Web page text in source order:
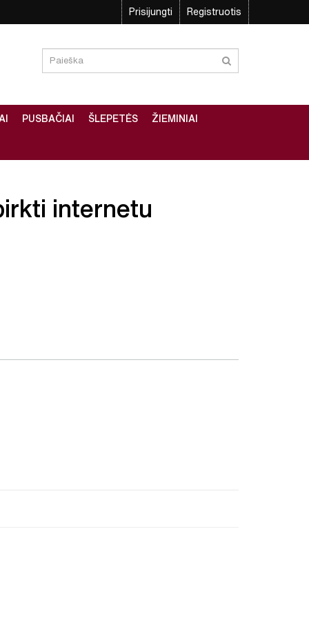
Prisijungti Registruotis
PUSBAČIAI ŠLEPETĖS ŽIEMINIAI
internetu